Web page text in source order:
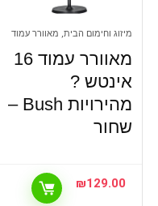
מיזוג וחימום הבית, מאוורר עמוד
מאוורר עמוד 16
אינטש ?
מהירויות Bush –
שחור
₪129.00